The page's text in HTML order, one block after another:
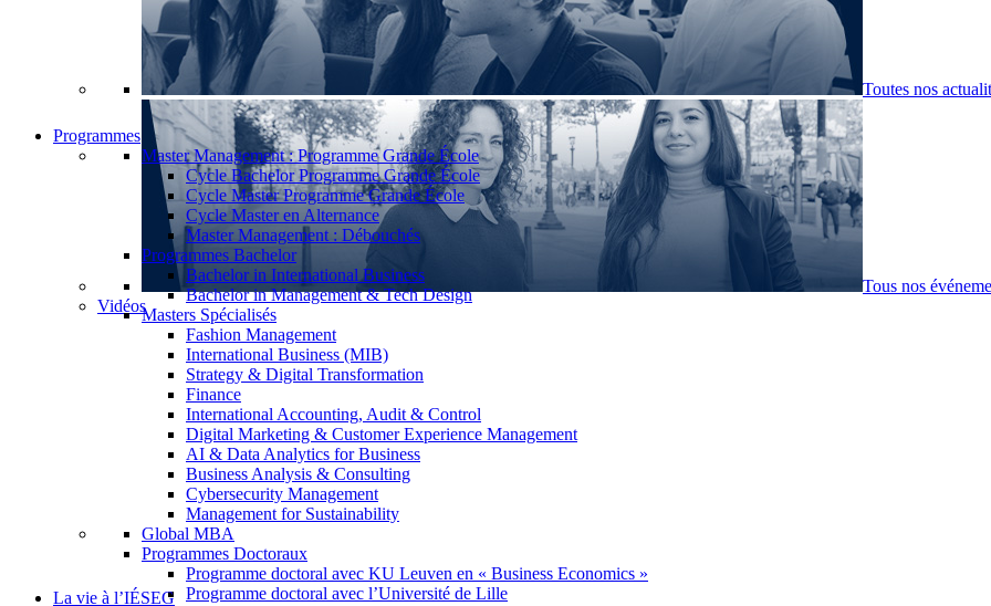
Toutes nos
Tous nos
Vidéos
Programmes
Master Management : Programme Grande École
Cycle Bachelor Programme Grande École
Cycle Master Programme Grande École
Cycle Master en Alternance
Master Management : Débouchés
Programmes Bachelor
Bachelor in International Business
Bachelor in Management & Tech Design
Masters Spécialisés
Fashion Management
International Business (MIB)
Strategy & Digital Transformation
Finance
International Accounting, Audit & Control
Digital Marketing & Customer Experience Management
AI & Data Analytics for Business
Business Analysis & Consulting
Cybersecurity Management
Management for Sustainability
Global MBA
Programmes Doctoraux
Programme doctoral avec KU Leuven en « Business Economics »
Programme doctoral avec l’Université de Lille
La vie à l’IÉSEG